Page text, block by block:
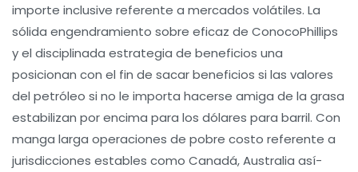
importe inclusive referente a mercados volátiles. La
sólida engendramiento sobre eficaz de ConocoPhillips
y el disciplinada estrategia de beneficios una
posicionan con el fin de sacar beneficios si las valores
del petróleo si no le importa hacerse amiga de la grasa
estabilizan por encima para los dólares para barril. Con
manga larga operaciones de pobre costo referente a
jurisdicciones estables como Canadá, Australia así­